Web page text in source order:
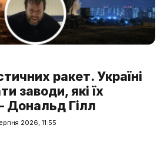
ракет. Україні
заводи, які їх
Дональд Гілл
2026, 11:55